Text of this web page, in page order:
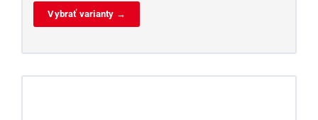
Vybrať varianty →